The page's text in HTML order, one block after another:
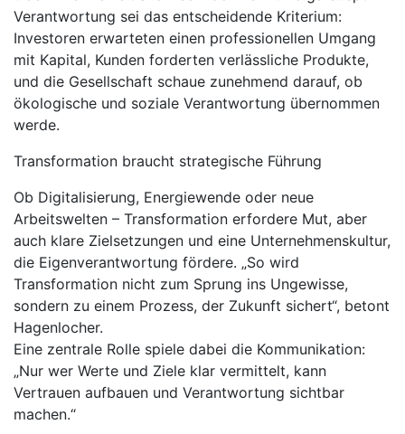
Verantwortung sei das entscheidende Kriterium:
Investoren erwarteten einen professionellen Umgang
mit Kapital, Kunden forderten verlässliche Produkte,
und die Gesellschaft schaue zunehmend darauf, ob
ökologische und soziale Verantwortung übernommen
werde.
Transformation braucht strategische Führung
Ob Digitalisierung, Energiewende oder neue
Arbeitswelten – Transformation erfordere Mut, aber
auch klare Zielsetzungen und eine Unternehmenskultur,
die Eigenverantwortung fördere. „So wird
Transformation nicht zum Sprung ins Ungewisse,
sondern zu einem Prozess, der Zukunft sichert“, betont
Hagenlocher.
Eine zentrale Rolle spiele dabei die Kommunikation:
„Nur wer Werte und Ziele klar vermittelt, kann
Vertrauen aufbauen und Verantwortung sichtbar
machen.“